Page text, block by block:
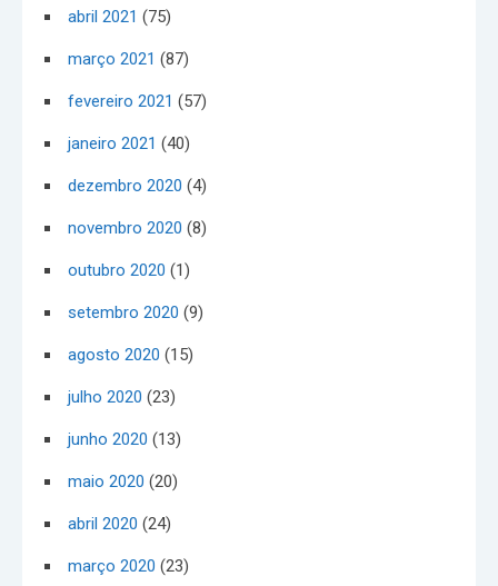
abril 2021 (75)
março 2021 (87)
fevereiro 2021 (57)
janeiro 2021 (40)
dezembro 2020 (4)
novembro 2020 (8)
outubro 2020 (1)
setembro 2020 (9)
agosto 2020 (15)
julho 2020 (23)
junho 2020 (13)
maio 2020 (20)
abril 2020 (24)
março 2020 (23)